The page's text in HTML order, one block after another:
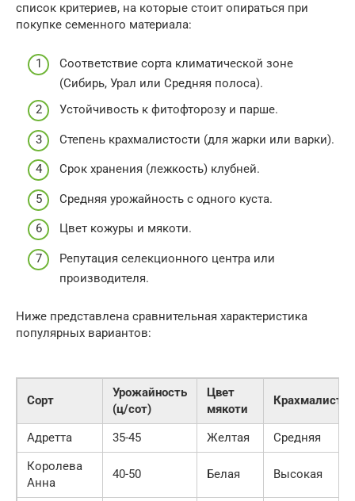
список критериев, на которые стоит опираться при
покупке семенного материала:
Соответствие сорта климатической зоне
(Сибирь, Урал или Средняя полоса).
Устойчивость к фитофторозу и парше.
Степень крахмалистости (для жарки или варки).
Срок хранения (лежкость) клубней.
Средняя урожайность с одного куста.
Цвет кожуры и мякоти.
Репутация селекционного центра или
производителя.
Ниже представлена сравнительная характеристика
популярных вариантов:
Сорт
Урожайность
(ц/сот)
Цвет
мякоти
Адретта 35-45 Желтая
Средняя
Королева
Анна
40-50 Белая Высокая